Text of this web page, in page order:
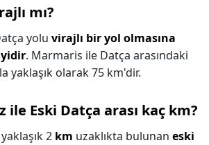
mı?
yolu virajlı bir yol olmasına
. Marmaris ile Datça arasındaki
yaklaşık olarak 75 km'dir.
ile Eski Datça arası kaç km?
2 km uzaklıkta bulunan eski